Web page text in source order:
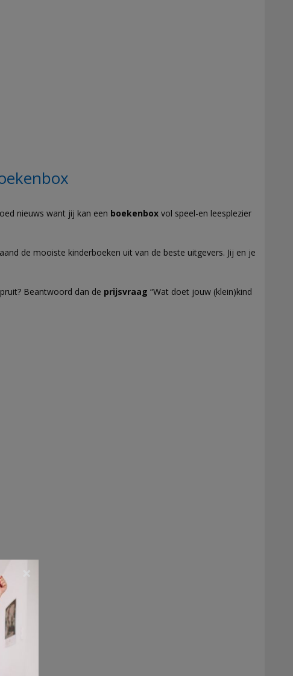
nieuws want jij kan een boekenbox vol speel-en leesplezier
de mooiste kinderboeken uit van de beste uitgevers. Jij en je
Beantwoord dan de prijsvraag “Wat doet jouw (klein)kind
×